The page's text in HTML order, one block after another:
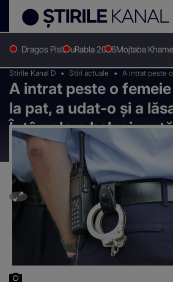
Dragos PislaruRabla 2026Mojtaba
Stirile Kanal D Stiri actuale
A intrat peste
udat-o și a
halucinantă
A intrat peste o
la pat, a udat-o și a
Întâmplare
porțiune de pământ